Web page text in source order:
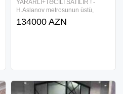
YARARLI+TƏCİLİ SATILIR ! -
H.Aslanov metrosunun üstü,
M.Hadi küç.KFC-nin yanında -
TBM MTK-a məxsus 16 mərtəbəli
134000 AZN